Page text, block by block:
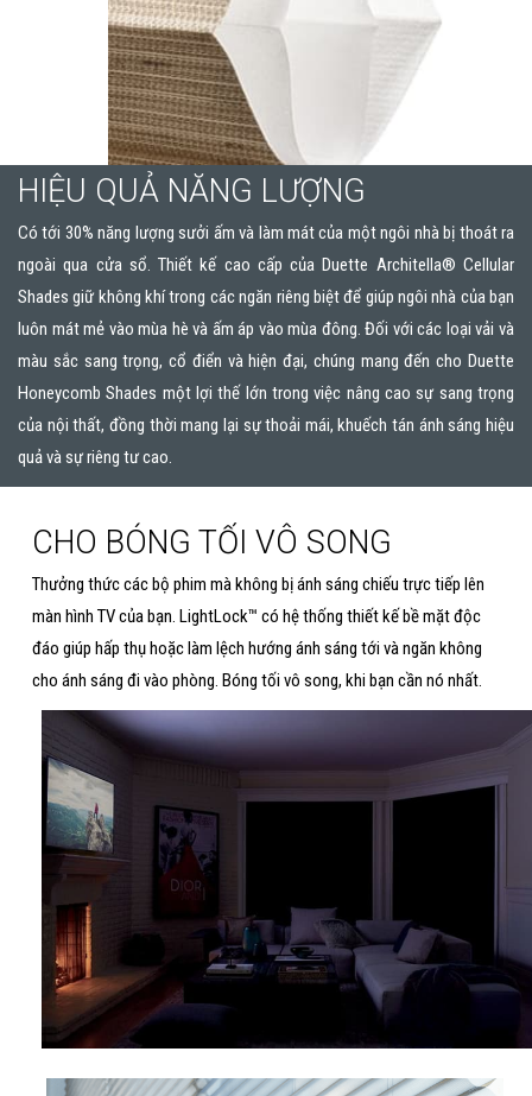
HIỆU QUẢ NĂNG LƯỢNG
Có tới 30% năng lượng sưởi ấm và làm mát của một ngôi nhà bị thoát ra
ngoài qua cửa sổ. Thiết kế cao cấp của Duette Architella® Cellular
Shades giữ không khí trong các ngăn riêng biệt để giúp ngôi nhà của bạn
luôn mát mẻ vào mùa hè và ấm áp vào mùa đông. Đối với các loại vải và
màu sắc sang trọng, cổ điển và hiện đại, chúng mang đến cho Duette
Honeycomb Shades một lợi thế lớn trong việc nâng cao sự sang trọng
của nội thất, đồng thời mang lại sự thoải mái, khuếch tán ánh sáng hiệu
quả và sự riêng tư cao.
CHO BÓNG TỐI VÔ SONG
Thưởng thức các bộ phim mà không bị ánh sáng chiếu trực tiếp lên
màn hình TV của bạn. LightLock™ có hệ thống thiết kế bề mặt độc
đáo giúp hấp thụ hoặc làm lệch hướng ánh sáng tới và ngăn không
cho ánh sáng đi vào phòng. Bóng tối vô song, khi bạn cần nó nhất.